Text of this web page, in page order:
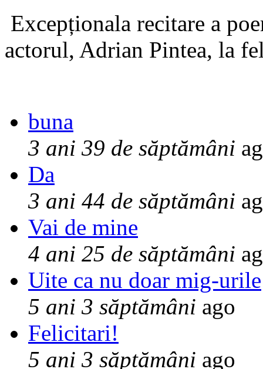
Excepționala recitare a
actorul, Adrian Pintea, la
buna
3 ani 39 de săptămâni
Da
3 ani 44 de săptămâni
Vai de mine
4 ani 25 de săptămâni
Uite ca nu doar mig-urile
5 ani 3 săptămâni ago
Felicitari!
5 ani 3 săptămâni ago